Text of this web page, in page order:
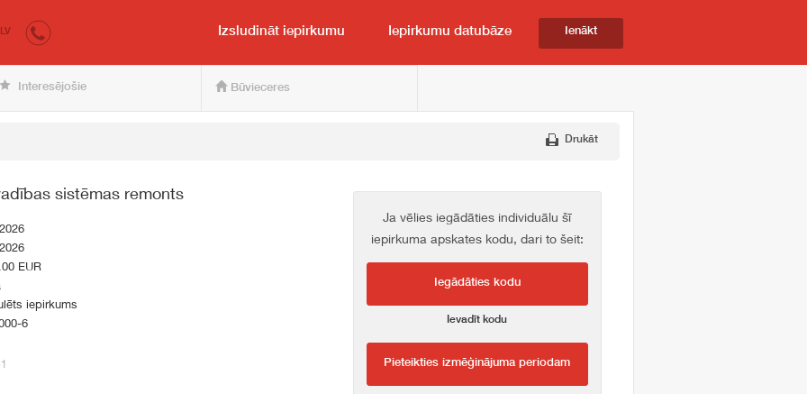
pircējam un pārdevējam
LV Izsludināt iepirkumu Iepirkumu datubāze Ienākt
Interesējošie Būvieceres
Drukāt
sistēmas remonts
EUR
iepirkums
6
Ja vēlies iegādāties individuālu šī
iepirkuma apskates kodu, dari to šeit:
Iegādāties kodu
Ievadīt kodu
Pieteikties izmēģinājuma periodam